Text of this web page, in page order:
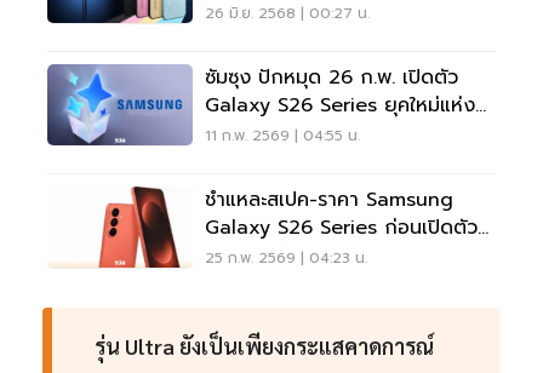
26 มิ.ย. 2568 | 00:27 น.
ซัมซุง ปักหมุด 26 ก.พ. เปิดตัว
Galaxy S26 Series ยุคใหม่แห่ง
AI
11 ก.พ. 2569 | 04:55 น.
ชำแหละสเปค-ราคา Samsung
Galaxy S26 Series ก่อนเปิดตัว
26 ก.พ. นี้
25 ก.พ. 2569 | 04:23 น.
รุ่น Ultra ยังเป็นเพียงกระแสคาดการณ์